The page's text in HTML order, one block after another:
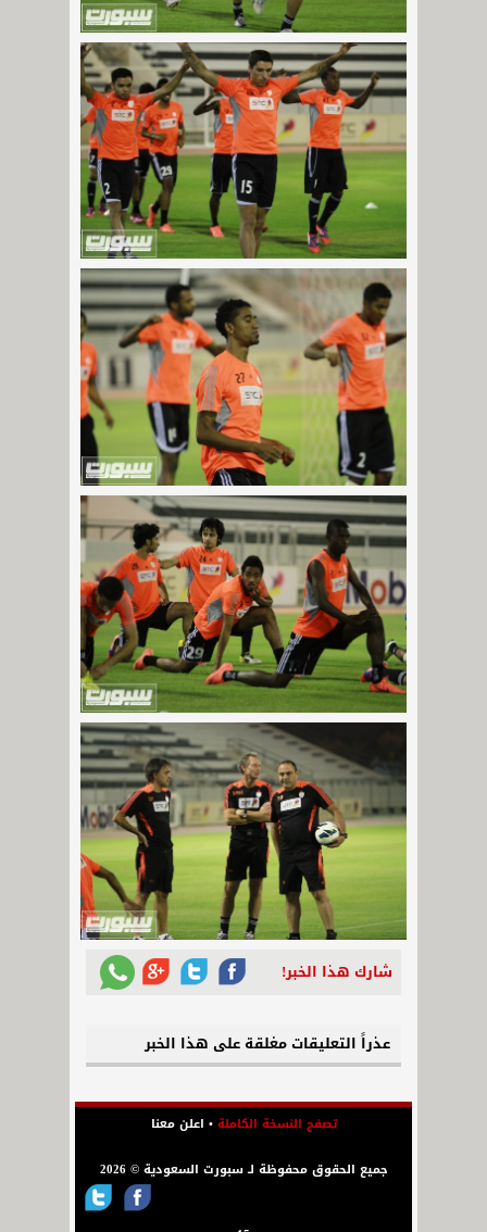
شارك هذا الخبر!
عذراً التعليقات مغلقة على هذا الخبر
تصفح النسخة الكاملة• اعلن معنا
جميع الحقوق محفوظة لـ سبورت السعودية © 2026